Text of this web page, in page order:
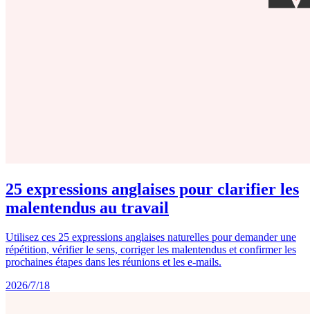
25 expressions anglaises pour clarifier les
malentendus au travail
Utilisez ces 25 expressions anglaises naturelles pour demander une
répétition, vérifier le sens, corriger les malentendus et confirmer les
prochaines étapes dans les réunions et les e-mails.
2026/7/18